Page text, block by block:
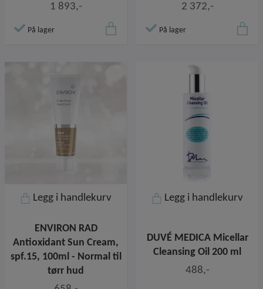
1 893,-
På lager
2 372,-
På lager
Legg i handlekurv
ENVIRON RAD
Antioxidant Sun Cream,
spf.15, 100ml - Normal til
tørr hud
Legg i handlekurv
DUVÉ MEDICA Micellar
Cleansing Oil 200 ml
488,-